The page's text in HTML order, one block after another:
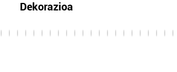
Dekorazioa